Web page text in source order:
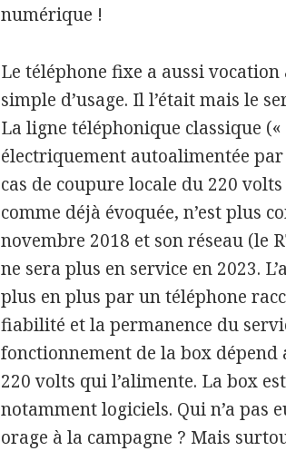
numérique !
Le téléphone fixe a aussi
simple d’usage. Il l’était mais le
La ligne téléphonique classique
électriquement autoalimentée
cas de coupure locale du 220
comme déjà évoquée, n’est plus
novembre 2018 et son réseau (le
ne sera plus en service en 2023.
plus en plus par un téléphone
fiabilité et la permanence du
fonctionnement de la box
220 volts qui l’alimente. La box
notamment logiciels. Qui n’a pas
orage à la campagne ? Mais